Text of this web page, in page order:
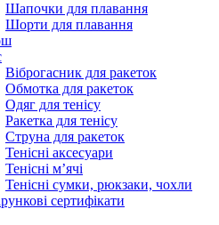
Шапочки для плавання
Шорти для плавання
Віброгасник для ракеток
Обмотка для ракеток
Одяг для тенісу
Ракетка для тенісу
Струна для ракеток
Тенісні аксесуари
Тенісні мʼячі
Тенісні сумки, рюкзаки, чохли
сертифікати